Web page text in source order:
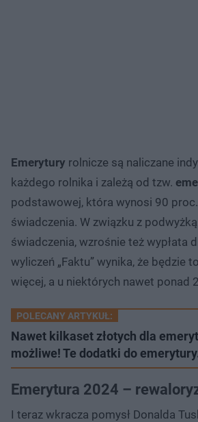
Emerytury rolnicze są naliczane
każdego rolnika i zależą od tzw.
podstawowej, która wynosi 90
świadczenia. W związku z
świadczenia, wzrośnie też wypłata
wyliczeń „Faktu” wynika, że będzie
więcej, a u niektórych nawet ponad
POLECANY ARTYKUŁ:
Nawet kilkaset złotych dla
możliwe! Te dodatki do
Emerytura 2024 –
I teraz wkracza pomysł Donalda